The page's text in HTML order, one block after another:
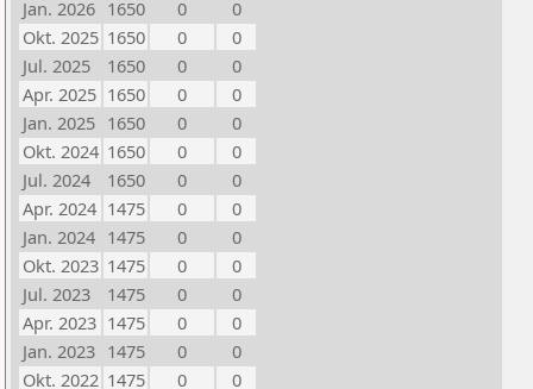
Jan. 2026 1650 0
0
Okt. 2025 1650 0
0
Jul. 2025
1650 0
0
Apr. 2025 1650 0
0
Jan. 2025 1650 0
0
Okt. 2024 1650 0
0
Jul. 2024
1650 0
0
Apr. 2024 1475 0
0
Jan. 2024 1475 0
0
Okt. 2023 1475 0
0
Jul. 2023
1475 0
0
Apr. 2023 1475 0
0
Jan. 2023 1475 0
0
Okt. 2022 1475 0
0